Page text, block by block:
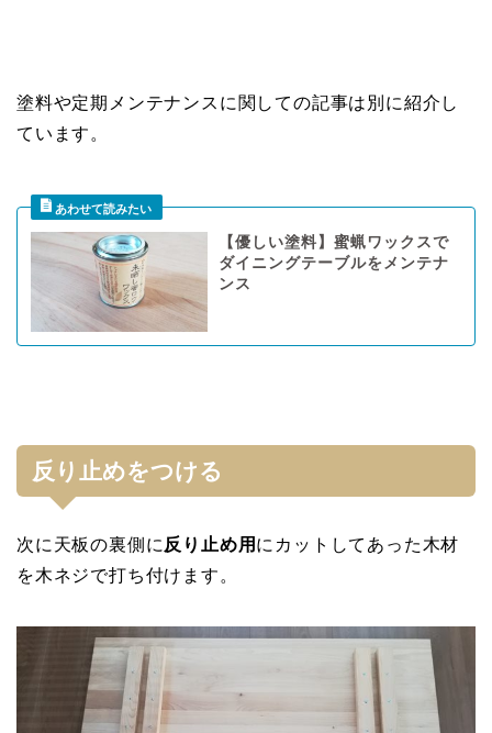
塗料や定期メンテナンスに関しての記事は別に紹介し
ています。
【優しい塗料】蜜蝋ワックスで
ダイニングテーブルをメンテナ
ンス
反り止めをつける
次に天板の裏側に 反り止め用 にカットしてあった木材
を木ネジで打ち付けます。